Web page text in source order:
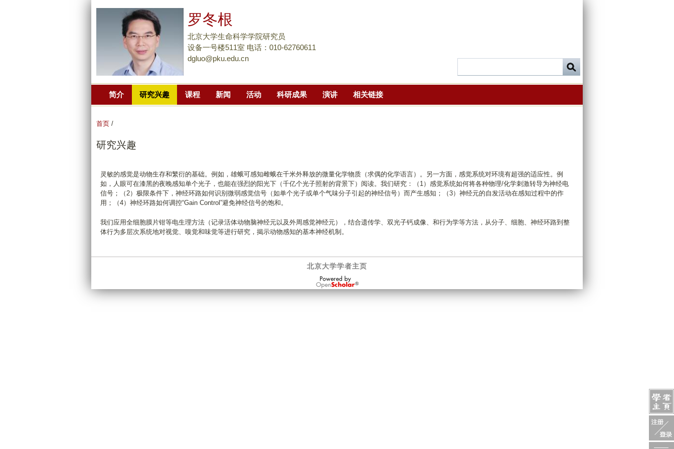
页
主
要
罗冬根
北京大学生命科学学院研究员
设备一号楼511室 电话：010-62760611
dgluo@pku.edu.cn
简介 研究兴趣 课程 新闻 活动 科研成果 演讲 相关链接
首页 /
研究兴趣
灵敏的感觉是动物生存和繁衍的基础。例如，雄蛾可感知雌蛾在千米外释放的微量化学物质（求偶的化学语言）。另一方面，感觉系统对环境有超强的适应性。例
如，人眼可在漆黑的夜晚感知单个光子，也能在强烈的阳光下（千亿个光子照射的背景下）阅读。我们研究：（1）感觉系统如何将各种物理/化学刺激转导为神经电
信号；（2）极限条件下，神经环路如何识别微弱感觉信号（如单个光子或单个气味分子引起的神经信号）而产生感知；（3）神经元的自发活动在感知过程中的作
用；（4）神经环路如何调控“Gain Control”避免神经信号的饱和。
我们应用全细胞膜片钳等电生理方法（记录活体动物脑神经元以及外周感觉神经元），结合遗传学、双光子钙成像、和行为学等方法，从分子、细胞、神经环路到整
体行为多层次系统地对视觉、嗅觉和味觉等进行研究，揭示动物感知的基本神经机制。
北京大学学者主页
OpenScholar